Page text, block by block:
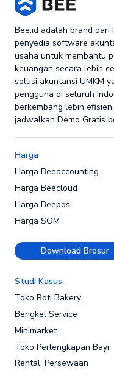
Bee.id adalah brand dari
penyedia software
usaha untuk membantu
keuangan secara lebih
solusi akuntansi UMKM
pengguna di seluruh
berkembang lebih
jadwalkan Demo Gratis
Harga
Harga Beeaccounting
Harga Beecloud
Harga Beepos
Harga SOM
Download Brosur
Studi Kasus
Toko Roti Bakery
Bengkel Service
Minimarket
Toko Perlengkapan Bayi
Rental, Persewaan